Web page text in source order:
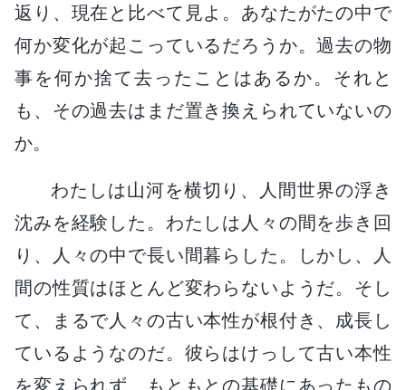
返り、現在と比べて見よ。あなたがたの中で
何か変化が起こっているだろうか。過去の物
事を何か捨て去ったことはあるか。それと
も、その過去はまだ置き換えられていないの
か。
わたしは山河を横切り、人間世界の浮き
沈みを経験した。わたしは人々の間を歩き回
り、人々の中で長い間暮らした。しかし、人
間の性質はほとんど変わらないようだ。そし
て、まるで人々の古い本性が根付き、成長し
ているようなのだ。彼らはけっして古い本性
を変えられず、もともとの基礎にあったもの